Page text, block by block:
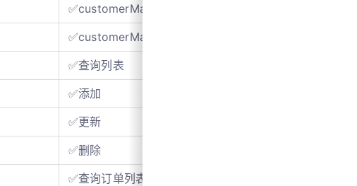
✅customerManagement查询-更新成员
✅customerManagement查询-删除信息
✅查询列表
✅添加
✅更新
✅删除
✅查询订单列表